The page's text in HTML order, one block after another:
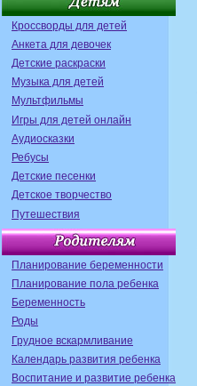
Кроссворды для детей
Анкета для девочек
Детские раскраски
Музыка для детей
Мультфильмы
Игры для детей онлайн
Аудиосказки
Ребусы
Детские песенки
Детское творчество
Путешествия
Планирование беременности
Планирование пола ребенка
Беременность
Роды
Грудное вскармливание
Календарь развития ребенка
Воспитание и развитие ребенка